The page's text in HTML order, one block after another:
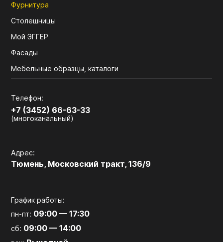
Фурнитура
Столешницы
Мой ЭГГЕР
Фасады
Мебельные образцы, каталоги
Телефон:
+7 (3452) 66-63-33
(многоканальный)
Адрес:
Тюмень, Московский тракт, 136/9
График работы:
пн-пт: 09:00 — 17:30
сб: 09:00 — 14:00